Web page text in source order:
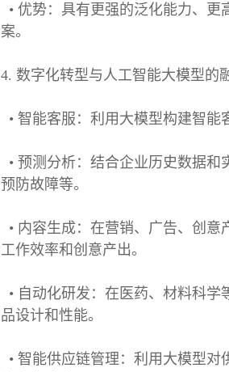
• 优势：具有更强的泛化能力、
案。
4. 数字化转型与人工智能大模型的
• 智能客服：利用大模型构建智能
• 预测分析：结合企业历史数据和
预防故障等。
• 内容生成：在营销、广告、创
工作效率和创意产出。
• 自动化研发：在医药、材料科
品设计和性能。
• 智能供应链管理：利用大模型